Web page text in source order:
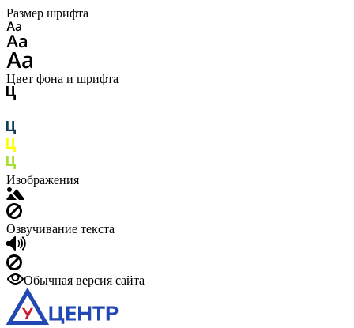
Размер шрифта
Цвет фона и шрифта
Изображения
Озвучивание текста
Обычная версия сайта